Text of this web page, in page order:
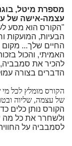
מספרת מיטל,
עצמה-אישה של
"הקורס הוא מסע
הבעיות, המועקות
החיים שלך... מקום
האמיתי, והכול
להכיר את
הדברים בצורה
הקורס מומלץ לכל
של עצמה, שליוה
הקורס נותן כלים
ולשחרר את כל
לסמבביה על